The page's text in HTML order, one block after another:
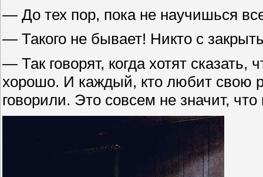
— До тех пор, пока не научишься
— Такого не бывает! Никто с
— Так говорят, когда хотят сказать,
хорошо. И каждый, кто любит свою
говорили. Это совсем не значит,